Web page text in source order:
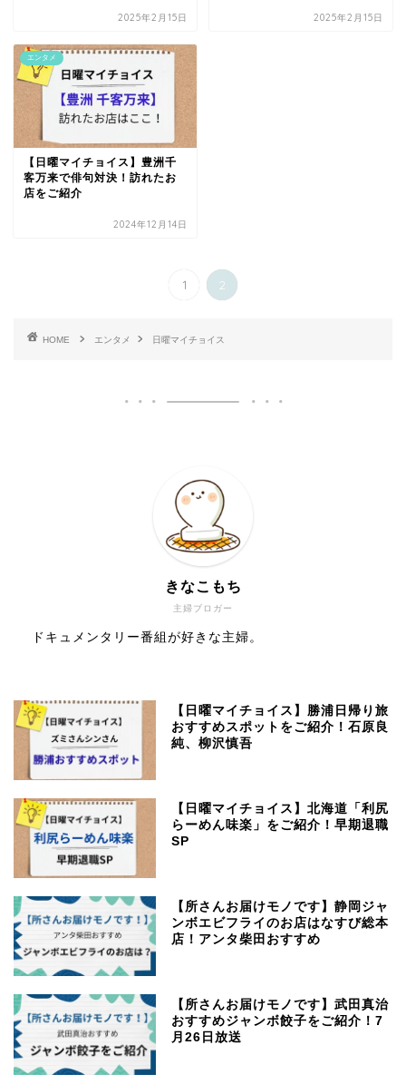
2025年2月15日 2025年2月15日
エンタメ
【日曜マイチョイス】豊洲千
客万来で俳句対決！訪れたお
店をご紹介
2024年12月14日
1 2
HOME エンタメ 日曜マイチョイス
主婦ブロガー
きなこもち
ドキュメンタリー番組が好きな主婦。
【日曜マイチョイス】勝浦日帰り旅
おすすめスポットをご紹介！石原良
純、柳沢慎吾
【日曜マイチョイス】北海道「利尻
らーめん味楽」をご紹介！早期退職
SP
【所さんお届けモノです】静岡ジャ
ンボエビフライのお店はなすび総本
店！アンタ柴田おすすめ
【所さんお届けモノです】武田真治
おすすめジャンボ餃子をご紹介！7
月26日放送